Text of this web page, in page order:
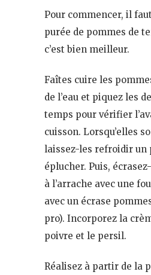
Pour commencer, il
purée de pommes de
c’est bien meilleur.
Faîtes cuire les
de l’eau et piquez les
temps pour vérifier
cuisson. Lorsqu’elles
laissez-les refroidir un
éplucher. Puis,
à l’arrache avec une
avec un écrase
pro). Incorporez la
poivre et le persil.
Réalisez à partir de la